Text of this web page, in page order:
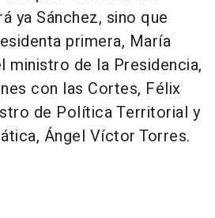
ya Sánchez, sino que
primera, María
ministro de la Presidencia,
con las Cortes, Félix
de Política Territorial y
Ángel Víctor Torres.